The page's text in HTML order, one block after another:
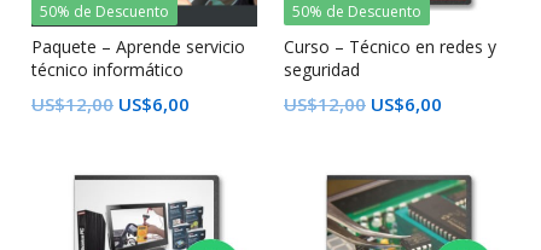
50% de Descuento
Paquete – Aprende servicio
técnico informático
US$12,00 US$6,00
50% de Descuento
Curso – Técnico en redes y
seguridad
US$12,00 US$6,00